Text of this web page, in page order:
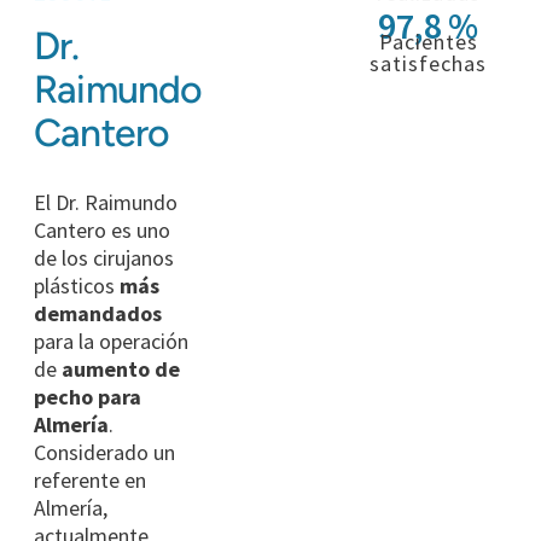
Dr.
Raimundo
Cantero
El Dr. Raimundo
Cantero es uno
de los cirujanos
plásticos más
demandados
para la operación
de aumento de
pecho para
Almería.
Considerado un
referente en
Almería,
actualmente
97,8 %
Pacientes
satisfechas